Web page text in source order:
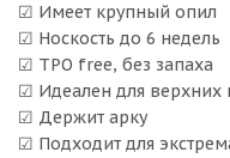
☑ Имеет крупный опил
☑ Носкость до 6 недель
☑ TPO free, без запаха
☑ Идеален для
☑ Держит арку
☑ Подходит для